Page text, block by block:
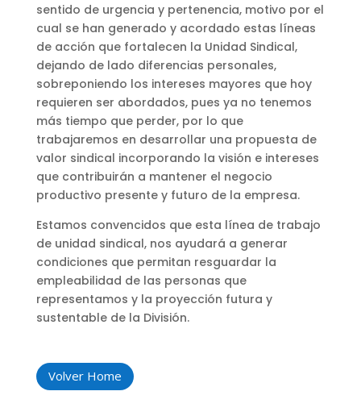
sentido de urgencia y pertenencia, motivo por el
cual se han generado y acordado estas líneas
de acción que fortalecen la Unidad Sindical,
dejando de lado diferencias personales,
sobreponiendo los intereses mayores que hoy
requieren ser abordados, pues ya no tenemos
más tiempo que perder, por lo que
trabajaremos en desarrollar una propuesta de
valor sindical incorporando la visión e intereses
que contribuirán a mantener el negocio
productivo presente y futuro de la empresa.
Estamos convencidos que esta línea de trabajo
de unidad sindical, nos ayudará a generar
condiciones que permitan resguardar la
empleabilidad de las personas que
representamos y la proyección futura y
sustentable de la División.
Volver Home